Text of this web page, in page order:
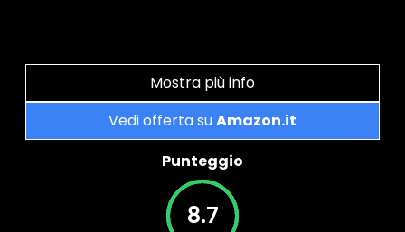
Mostra più info
Vedi offerta suAmazon.it
Punteggio
8.7